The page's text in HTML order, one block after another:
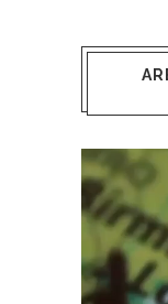
Lecteur
vidéo